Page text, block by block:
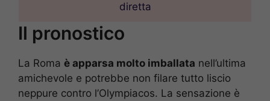
diretta
Il pronostico
La Roma è apparsa molto imballata nell’ultima
amichevole e potrebbe non filare tutto liscio
neppure contro l’Olympiacos. La sensazione è